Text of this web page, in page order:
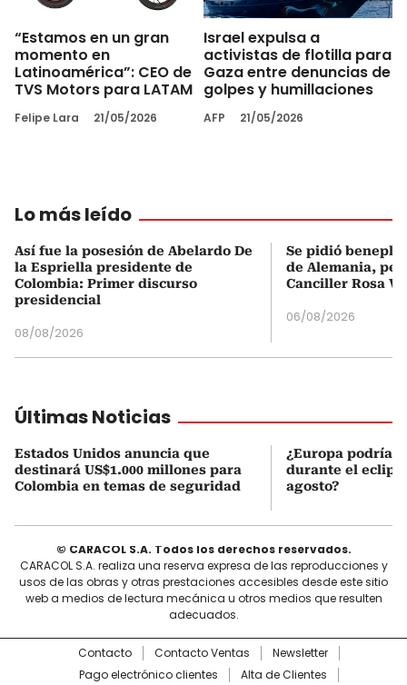
“Estamos en un gran
momento en
Latinoamérica”: CEO de
TVS Motors para LATAM
Felipe Lara 21/05/2026
Israel expulsa a
activistas de flotilla para
Gaza entre denuncias de
golpes y humillaciones
AFP 21/05/2026
Lo más leído
Así fue la posesión de Abelardo De
la Espriella presidente de
Colombia: Primer discurso
presidencial
08/08/2026
Se pidió
de Alemania,
Canciller Rosa
06/08/2026
Últimas Noticias
Estados Unidos anuncia que
destinará US$1.000 millones para
Colombia en temas de seguridad
¿Europa podría
durante el
agosto?
© CARACOL S.A. Todos los derechos reservados.
CARACOL S.A. realiza una reserva expresa de las reproducciones y
usos de las obras y otras prestaciones accesibles desde este sitio
web a medios de lectura mecánica u otros medios que resulten
adecuados.
Contacto Contacto Ventas
Newsletter
Pago electrónico clientes
Alta de Clientes